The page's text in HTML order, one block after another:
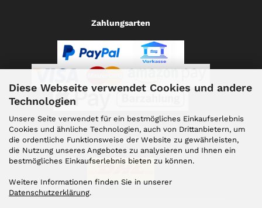
Diese Webseite verwendet Cookies und andere
Technologien
Unsere Seite verwendet für ein bestmögliches Einkaufserlebnis
Cookies und ähnliche Technologien, auch von Drittanbietern, um
die ordentliche Funktionsweise der Website zu gewährleisten,
die Nutzung unseres Angebotes zu analysieren und Ihnen ein
bestmögliches Einkaufserlebnis bieten zu können.
Weitere Informationen finden Sie in unserer
Datenschutzerklärung.
Zahlungsarten
Versand